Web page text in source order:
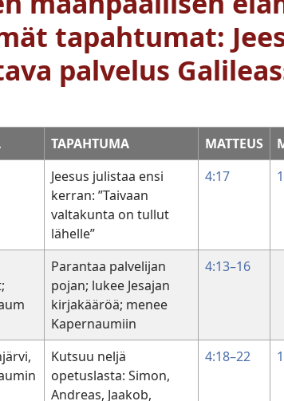
tapahtumat:
palvelus
TAPAHTUMA MATTEUS
Jeesus julistaa ensi
kerran: ”Taivaan
valtakunta on tullut
lähelle”
4:17
Parantaa palvelijan
pojan; lukee Jesajan
kirjakääröä; menee
Kapernaumiin
4:13–16
Kutsuu neljä
opetuslasta: Simon,
Andreas, Jaakob,
4:18–22